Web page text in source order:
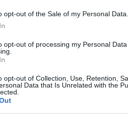
opt-out of the Sale of my Personal Data.
opt-out of processing my Personal
opt-out of Collection, Use, Retention,
Data that Is Unrelated with the
mozzafiato
sulla città, con
Questo luogo incantevole
specialmente al tramonto,
che ti lascerà senza fiato,
essere meglio rimandare